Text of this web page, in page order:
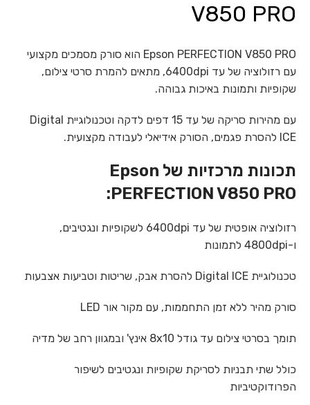
V850 PRO
Epson PERFECTION V850 PRO הוא סורק מסמכים מקצועי
עם רזולוציה של עד 6400dpi, מתאים להמרת סרטי צילום,
שקופיות ותמונות באיכות גבוהה.
עם מהירות סריקה של עד 15 דפים לדקה וטכנולוגיית Digital
ICE להסרת פגמים, הסורק אידיאלי לעבודה מקצועית.
תכונות מרכזיות של Epson
PERFECTION V850 PRO:
רזולוציה אופטית של עד 6400dpi לשקופיות ונגטיבים,
ו-4800dpi לתמונות
טכנולוגיית Digital ICE להסרת אבק, שריטות וטביעות אצבעות
סורק מהיר ללא זמן התחממות, עם מקור אור LED
תומך בסרטי צילום עד גודל 8x10 אינץ' ובמגוון רחב של מדיה
כולל שתי תבניות לסריקת שקופיות ונגטיבים לשיפור
הפרודוקטיביות